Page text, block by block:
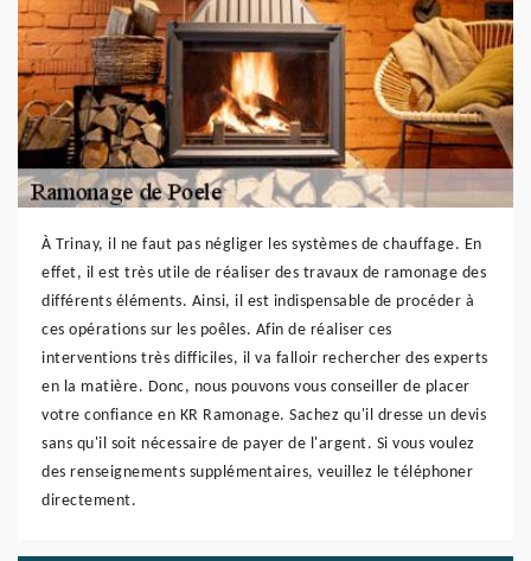
À Trinay, il ne faut pas négliger les systèmes de chauffage. En
effet, il est très utile de réaliser des travaux de ramonage des
différents éléments. Ainsi, il est indispensable de procéder à
ces opérations sur les poêles. Afin de réaliser ces
interventions très difficiles, il va falloir rechercher des experts
en la matière. Donc, nous pouvons vous conseiller de placer
votre confiance en KR Ramonage. Sachez qu'il dresse un devis
sans qu'il soit nécessaire de payer de l'argent. Si vous voulez
des renseignements supplémentaires, veuillez le téléphoner
directement.